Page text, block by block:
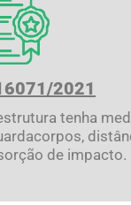
2021
tenha
de impacto.